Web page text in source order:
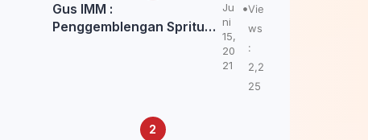
Gus IMM :
Penggemblengan Spritual
Ju
ni
15,
20
21
Vie
ws
:
2,2
25